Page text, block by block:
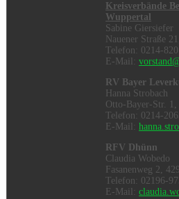
Kreisverbände
Wuppertal
Sabine Giersiefer
Nauener Straße
Telefon: 0214-
E-Mail:
RV Bayer
Hanna Strobach
Otto-Bayer-Str.
Telefon: 0214-
E-Mail:
RFV Dhünn
Claudia Wobedo
Fasanenweg 2,
Telefon: 02196-
E-Mail: